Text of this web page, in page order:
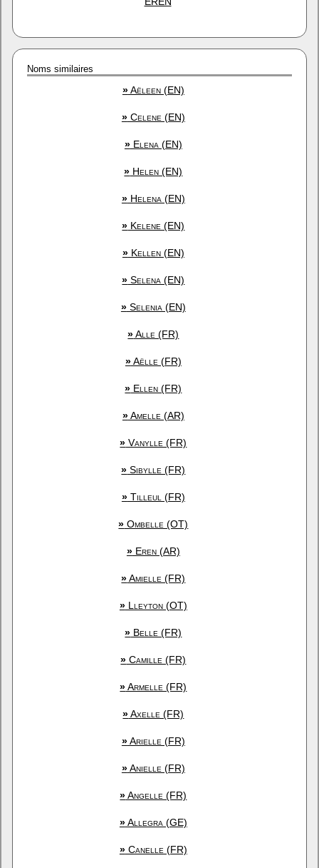
Noms similaires
»Aëleen (EN)
»Celene (EN)
»Elena (EN)
» Helen (EN)
»Helena (EN)
» Kelene (EN)
»Kellen (EN)
» Selena (EN)
»Selenia (EN)
»Alle (FR)
»Aëlle (FR)
» Ellen (FR)
»Amelle (AR)
» Vanylle (FR)
» Sibylle (FR)
»Tilleul (FR)
» Ombelle (OT)
»Eren (AR)
»Amielle (FR)
»Lleyton (OT)
» Belle (FR)
» Camille (FR)
»Armelle (FR)
»Axelle (FR)
»Arielle (FR)
»Anielle (FR)
»Angelle (FR)
»Allegra (GE)
»Canelle (FR)